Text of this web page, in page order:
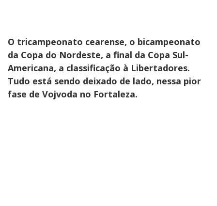
O tricampeonato cearense, o bicampeonato
da Copa do Nordeste, a final da Copa Sul-
Americana, a classificação à Libertadores.
Tudo está sendo deixado de lado, nessa pior
fase de Vojvoda no Fortaleza.